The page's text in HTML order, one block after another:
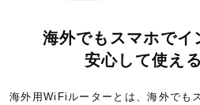
海外でもスマホでイ
安心して使え
海外用WiFiルーターとは、海外でも